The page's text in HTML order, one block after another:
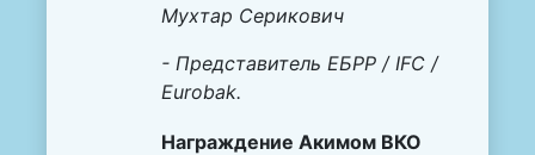
Мухтар Серикович
- Представитель ЕБРР / IFC /
Eurobak.
Награждение Акимом ВКО